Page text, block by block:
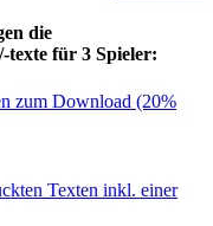
die
texte für 3 Spieler:
zum Download (20%
Texten inkl. einer